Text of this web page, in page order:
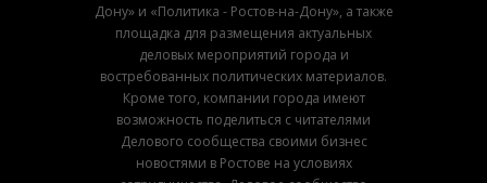
Дону» и «Политика - Ростов-на-Дону», а также
площадка для размещения актуальных
деловых мероприятий города и
востребованных политических материалов.
Кроме того, компании города имеют
возможность поделиться с читателями
Делового сообщества своими бизнес
новостями в Ростове на условиях